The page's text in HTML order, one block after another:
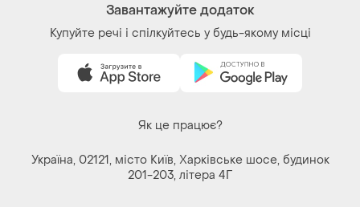
Завантажуйте додаток
Купуйте речі і спілкуйтесь у будь-якому місці
Як це працює?
Україна, 02121, місто Київ, Харківське шосе, будинок
201-203, літера 4Г